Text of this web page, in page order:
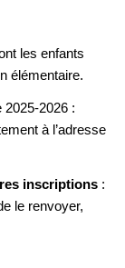
les enfants
élémentaire.
2025-2026 :
à l’adresse
inscriptions :
le renvoyer,